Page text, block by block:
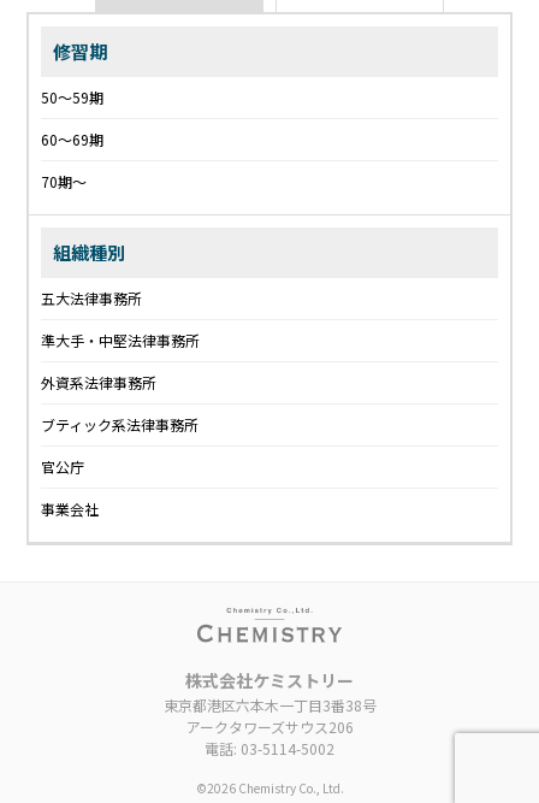
修習期
50〜59期
60〜69期
70期〜
組織種別
五大法律事務所
準大手・中堅法律事務所
外資系法律事務所
ブティック系法律事務所
官公庁
事業会社
株式会社ケミストリー
東京都港区六本木一丁目3番38号
アークタワーズサウス206
電話: 03-5114-5002
©︎2026 Chemistry Co., Ltd.